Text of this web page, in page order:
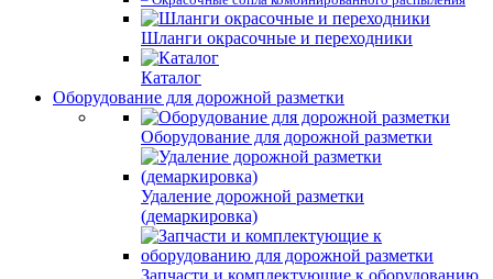
Шланги окрасочные и переходники
Каталог
Оборудование для дорожной разметки
Оборудование для дорожной разметки
Удаление дорожной разметки
(демаркировка)
Запчасти и комплектующие к оборудованию